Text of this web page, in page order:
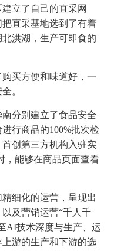
立了自己的直采网
直采基地选到了有着
洪湖，生产可即食的
买方便和味道好，一
。
分别建立了食品安全
行商品的100%批次检
创第三方机构入驻实
，能够在商品页面查看
细化的运营，呈现出
及营销运营“千人千
AI技术深度与生产、运
游的生产和下游的选